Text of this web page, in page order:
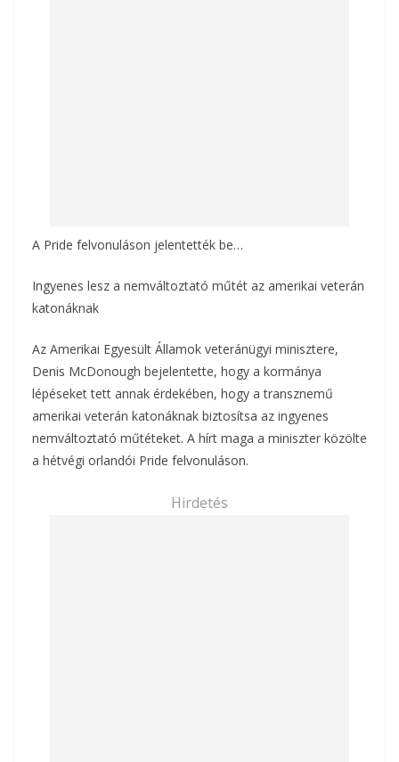
A Pride felvonuláson jelentették be…
Ingyenes lesz a nemváltoztató műtét az amerikai veterán
katonáknak
Az Amerikai Egyesült Államok veteránügyi minisztere,
Denis McDonough bejelentette, hogy a kormánya
lépéseket tett annak érdekében, hogy a transznemű
amerikai veterán katonáknak biztosítsa az ingyenes
nemváltoztató műtéteket. A hírt maga a miniszter közölte
a hétvégi orlandói Pride felvonuláson.
Hirdetés